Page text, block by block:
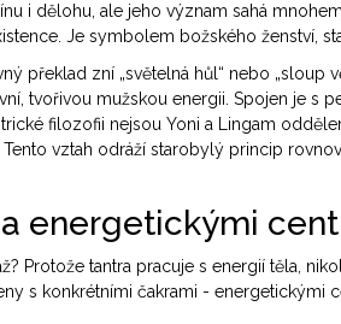
i dělohu, ale jeho význam sahá
Je symbolem božského ženství,
překlad zní „světelná hůl“ nebo „sloup
tvořivou mužskou energii. Spojen je s
filozofii nejsou Yoni a Lingam
vztah odráží starobylý princip
energetickými
Protože tantra pracuje s energií těla,
s konkrétními čakrami - energetickými